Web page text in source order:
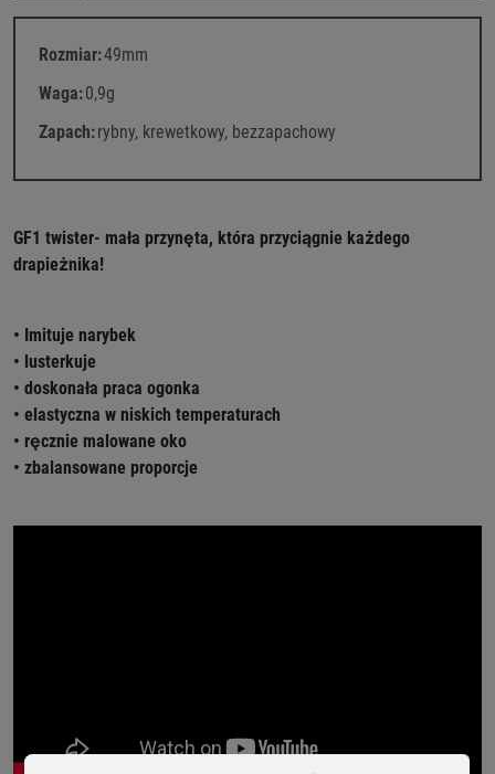
Rozmiar:49mm
Waga:0,9g
Zapach:rybny, krewetkowy, bezzapachowy
GF1 twister- mała przynęta, która przyciągnie każdego
drapieżnika!
• Imituje narybek
• lusterkuje
• doskonała praca ogonka
• elastyczna w niskich temperaturach
• ręcznie malowane oko
• zbalansowane proporcje